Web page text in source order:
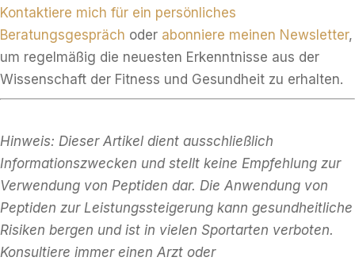
Kontaktiere mich für ein persönliches
Beratungsgespräch oder abonniere meinen Newsletter,
um regelmäßig die neuesten Erkenntnisse aus der
Wissenschaft der Fitness und Gesundheit zu erhalten.
Hinweis: Dieser Artikel dient ausschließlich
Informationszwecken und stellt keine Empfehlung zur
Verwendung von Peptiden dar. Die Anwendung von
Peptiden zur Leistungssteigerung kann gesundheitliche
Risiken bergen und ist in vielen Sportarten verboten.
Konsultiere immer einen Arzt oder